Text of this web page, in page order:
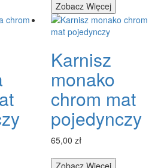
Zobacz Więcej
Karnisz
monako
chrom mat
pojedynczy
65,00 zł